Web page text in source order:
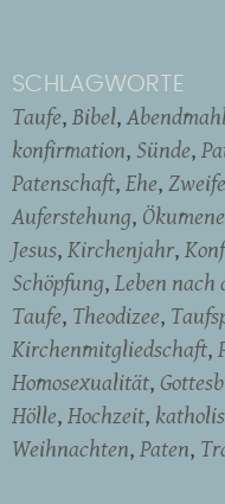
SCHLAGWORTE
Taufe Bibel Abendmahl
konfirmation Sünde
Patenschaft Ehe
Auferstehung Ökumene
Jesus Kirchenjahr
Schöpfung Leben nach
Taufe Theodizee
Kirchenmitgliedschaft
Homosexualität
Hölle Hochzeit
Weihnachten Paten